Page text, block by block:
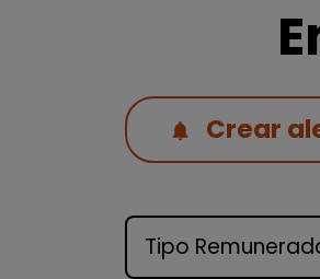
Crear
Tipo de oferta